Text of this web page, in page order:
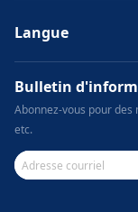
Langue
Bulletin
Abonnez-vous pour des
etc.